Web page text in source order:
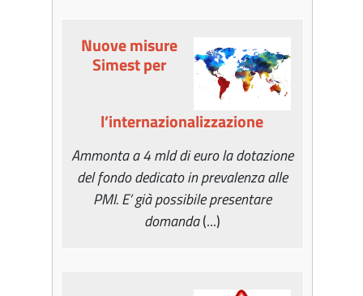
Nuove misure
Simest per
l’internazionalizzazione
Ammonta a 4 mld di euro la dotazione
del fondo dedicato in prevalenza alle
PMI. E’ già possibile presentare
domanda(...)